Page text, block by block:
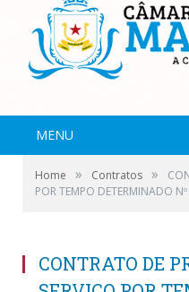
MENU
Home » Contratos »
POR TEMPO DETERMINADO
CONTRATO DE